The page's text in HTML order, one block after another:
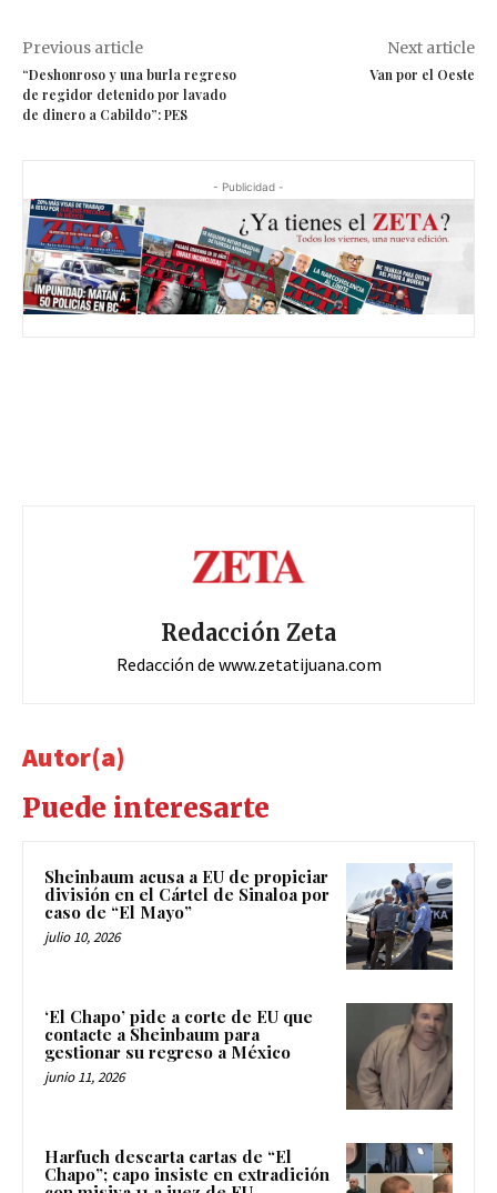
Previous article
“Deshonroso y una burla regreso
de regidor detenido por lavado
de dinero a Cabildo”: PES
Next article
Van por el Oeste
- Publicidad -
Redacción Zeta
Redacción de www.zetatijuana.com
Autor(a)
Puede interesarte
Sheinbaum acusa a EU de propiciar
división en el Cártel de Sinaloa por
caso de “El Mayo”
julio 10, 2026
‘El Chapo’ pide a corte de EU que
contacte a Sheinbaum para
gestionar su regreso a México
junio 11, 2026
Harfuch descarta cartas de “El
Chapo”; capo insiste en extradición